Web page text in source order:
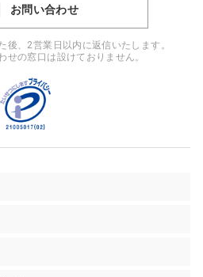
部の情報をサービス内で使用する
とにより、本サービスの他の利用
ます。
目的の範囲に限って個人情報を外
報の適正管理・機密保持について
の通知、開示、内容の訂正・追加・
に申し出ることができます。その
お問い合わせ
、2営業日以内に返信いたします。
の窓口は設けておりません。